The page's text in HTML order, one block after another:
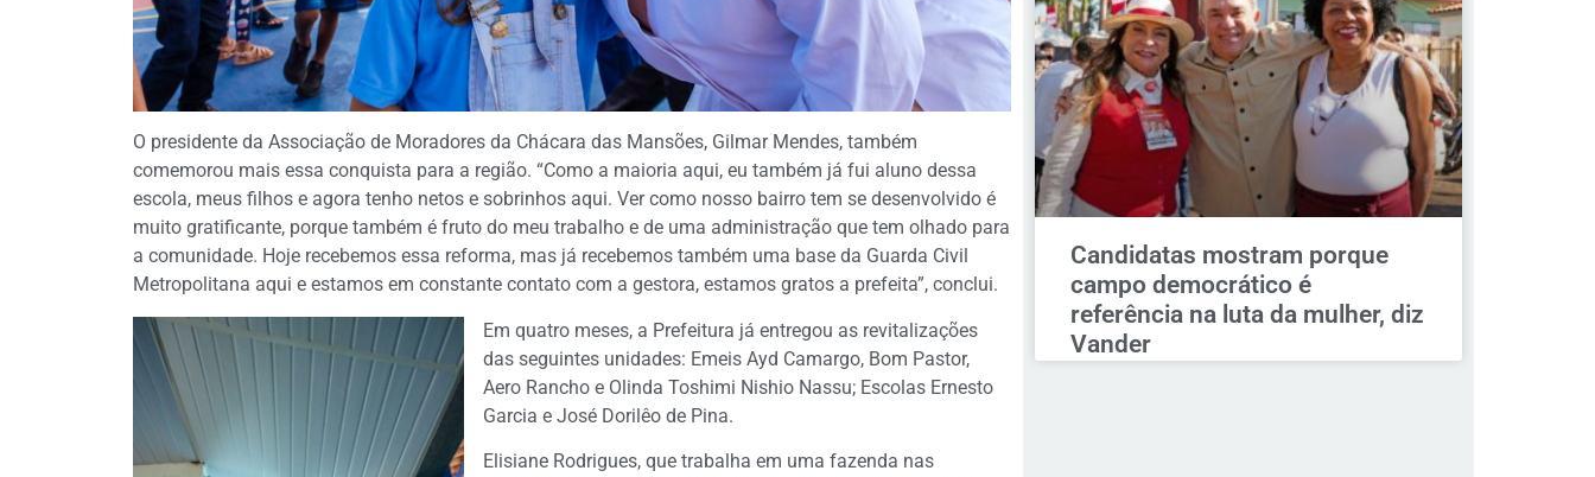
O presidente da Associação de Moradores da Chácara das Mansões, Gilmar Mendes, também
comemorou mais essa conquista para a região. “Como a maioria aqui, eu também já fui aluno dessa
escola, meus filhos e agora tenho netos e sobrinhos aqui. Ver como nosso bairro tem se desenvolvido é
muito gratificante, porque também é fruto do meu trabalho e de uma administração que tem olhado para
a comunidade. Hoje recebemos essa reforma, mas já recebemos também uma base da Guarda Civil
Metropolitana aqui e estamos em constante contato com a gestora, estamos gratos a prefeita”, conclui.
Em quatro meses, a Prefeitura já entregou as revitalizações
das seguintes unidades: Emeis Ayd Camargo, Bom Pastor,
Aero Rancho e Olinda Toshimi Nishio Nassu; Escolas Ernesto
Garcia e José Dorilêo de Pina.
Elisiane Rodrigues, que trabalha em uma fazenda nas
Candidatas mostram porque
campo democrático é
referência na luta da mulher, diz
Vander